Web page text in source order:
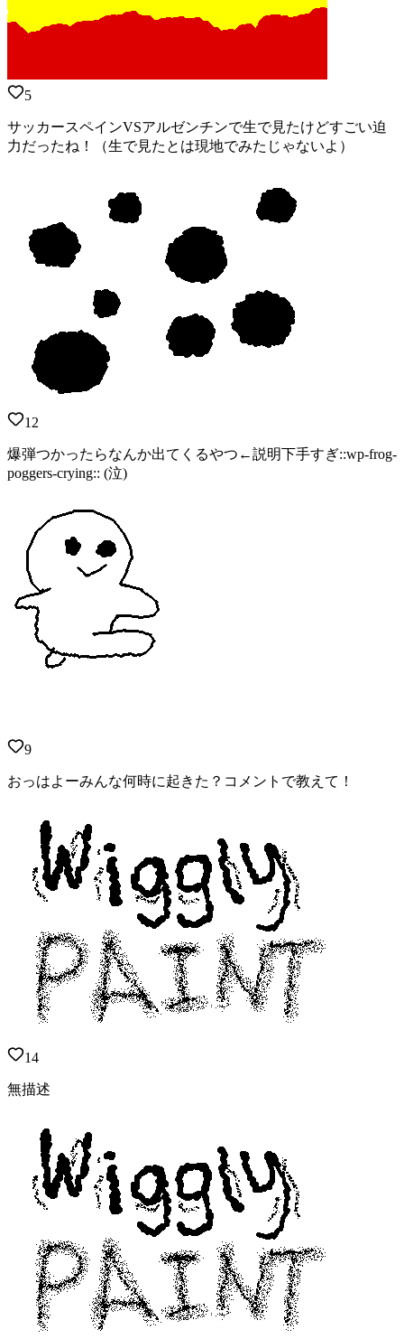
5
サッカースペインVSアルゼンチンで生で見たけどすごい迫
力だったね！（生で見たとは現地でみたじゃないよ）
12
爆弾つかったらなんか出てくるやつ←説明下手すぎ::wp-frog-
poggers-crying:: (泣)
9
おっはよーみんな何時に起きた？コメントで教えて！
14
無描述